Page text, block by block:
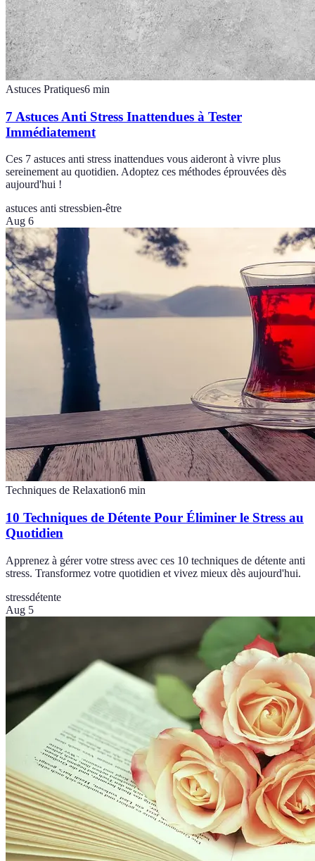
Astuces Pratiques6 min
7 Astuces Anti Stress Inattendues à Tester
Immédiatement
Ces 7 astuces anti stress inattendues vous aideront à vivre plus
sereinement au quotidien. Adoptez ces méthodes éprouvées dès
aujourd'hui !
astuces anti stressbien-être
Aug 6
Techniques de Relaxation6 min
10 Techniques de Détente Pour Éliminer le Stress au
Quotidien
Apprenez à gérer votre stress avec ces 10 techniques de détente anti
stress. Transformez votre quotidien et vivez mieux dès aujourd'hui.
stressdétente
Aug 5